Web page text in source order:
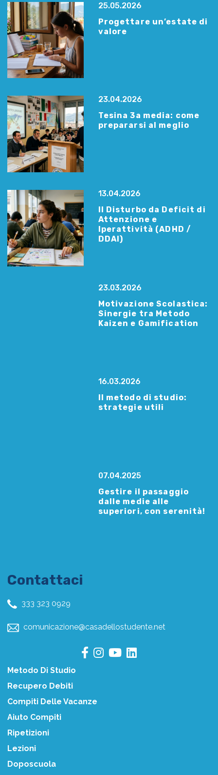
25.05.2026
Progettare un’estate di
valore
23.04.2026
Tesina 3a media: come
prepararsi al meglio
13.04.2026
Il Disturbo da Deficit di
Attenzione e
Iperattività (ADHD /
DDAI)
23.03.2026
Motivazione Scolastica:
Sinergie tra Metodo
Kaizen e Gamification
16.03.2026
Il metodo di studio:
strategie utili
07.04.2025
Gestire il passaggio
dalle medie alle
superiori, con serenità!
Contattaci
333 323 0929
comunicazione@casadellostudente.net
Metodo Di Studio
Recupero Debiti
Compiti Delle Vacanze
Aiuto Compiti
Ripetizioni
Lezioni
Doposcuola